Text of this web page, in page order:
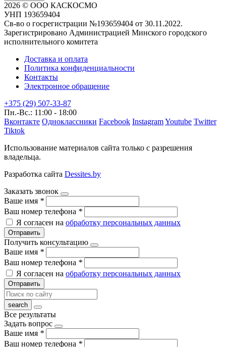
2026 © ООО КАСКОСМО
УНП 193659404
Св-во о госрегистрации №193659404 от 30.11.2022.
Зарегистрировано Администрацией Минского городского
исполнительного комитета
Доставка и оплата
Политика конфиденциальности
Контакты
Электронное обращение
+375 (29) 507-33-87
Пн.-Вс.: 11:00 - 18:00
Вконтакте Одноклассники Facebook InstagramYoutube Twitter
Tiktok
Использование материалов сайта только с разрешения
владельца.
Разработка сайта Dessites.by
Заказать звонок
Ваше имя *
Ваш номер телефона *
Я согласен на обработку персональных данных
Отправить
Получить консультацию
Ваше имя *
Ваш номер телефона *
Я согласен на обработку персональных данных
Отправить
Все результаты
Задать вопрос
Ваше имя *
Ваш номер телефона *